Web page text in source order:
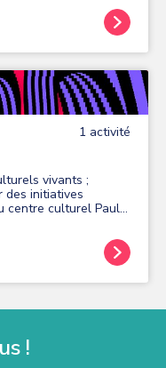
1 activité
vivants ;
des initiatives
centre culturel Paul-
!